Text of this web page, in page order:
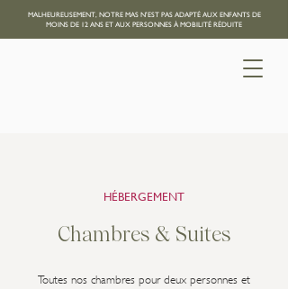
MALHEUREUSEMENT, NOTRE MAS N'EST PAS ADAPTÉ AUX ENFANTS DE
MOINS DE 12 ANS ET AUX PERSONNES À MOBILITÉ RÉDUITE
HÉBERGEMENT
Chambres & Suites
Toutes nos chambres pour deux personnes et